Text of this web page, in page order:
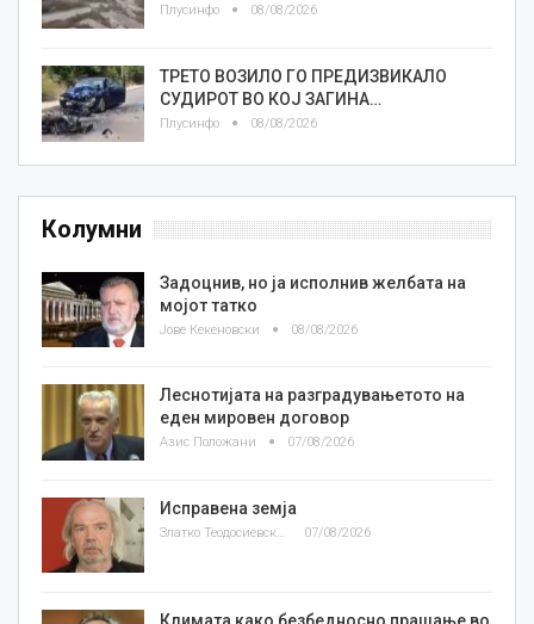
Плусинфо 08/08/2026
ТРЕТО ВОЗИЛО ГО ПРЕДИЗВИКАЛО
СУДИРОТ ВО КОЈ ЗАГИНА…
Плусинфо 08/08/2026
Колумни
Задоцнив, но ја исполнив желбата на
мојот татко
Јове Кекеновски 08/08/2026
Леснотијата на разградувањетото на
еден мировен договор
Азис Положани 07/08/2026
Исправена земја
Златко Теодосиевски 07/08/2026